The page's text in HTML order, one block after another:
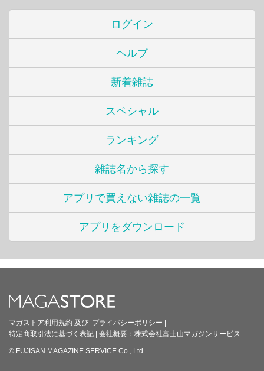
ログイン
ヘルプ
新着雑誌
スペシャル
ランキング
雑誌名から探す
アプリで買えない雑誌の一覧
アプリをダウンロード
マガストア利用規約 及び プライバシーポリシー
特定商取引法に基づく表記
会社概要： 株式会社富士山マガジンサービス
© FUJISAN MAGAZINE SERVICE Co., Ltd.